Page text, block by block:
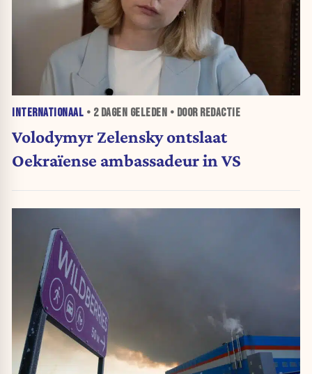
INTERNATIONAAL • 2 DAGEN GELEDEN • DOOR REDACTIE
Volodymyr Zelensky ontslaat
Oekraïense ambassadeur in VS